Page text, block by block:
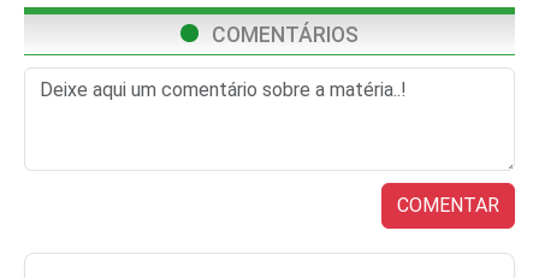
COMENTÁRIOS
COMENTAR